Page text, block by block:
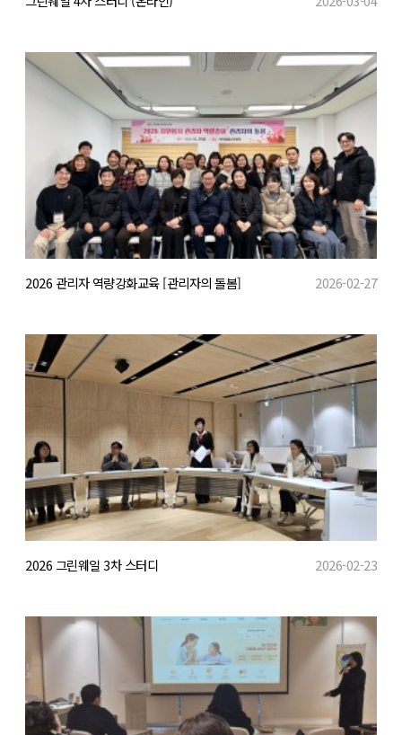
2026 관리자 역량강화교육 [관리자의 돌봄] 2026-02-27
2026 그린웨일 3차 스터디 2026-02-23